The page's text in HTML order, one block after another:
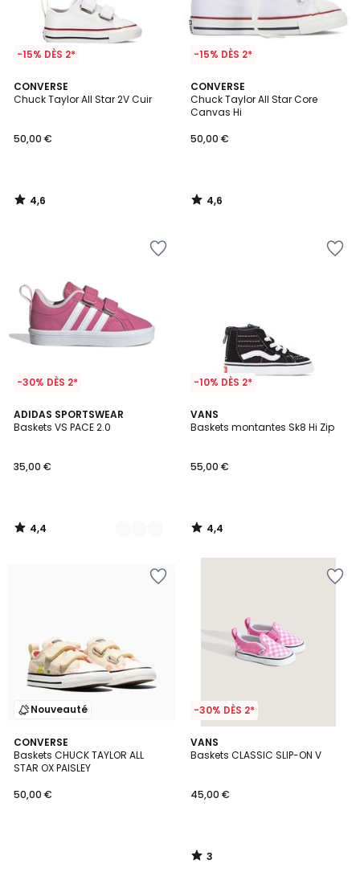
-15% DÈS 2*
CONVERSE
Chuck Taylor All Star 2V Cuir
50,00 €
4,6
/ 5
4,6
/
-15% DÈS 2*
CONVERSE
Chuck Taylor All Star Core
Canvas Hi
50,00 €
4,6
/ 5
4,6
/
-30% DÈS 2*
ADIDAS SPORTSWEAR
Baskets VS PACE 2.0
35,00 €
4,4
/ 5
2
Couleurs
4,4
/
-10% DÈS 2*
VANS
Baskets montantes Sk8 Hi Zip
55,00 €
4,4
/ 5
4,4
/
Nouveauté
CONVERSE
Baskets CHUCK TAYLOR ALL
STAR OX PAISLEY
50,00 €
-30% DÈS 2*
VANS
Baskets CLASSIC SLIP-ON V
45,00 €
3
/
3
/